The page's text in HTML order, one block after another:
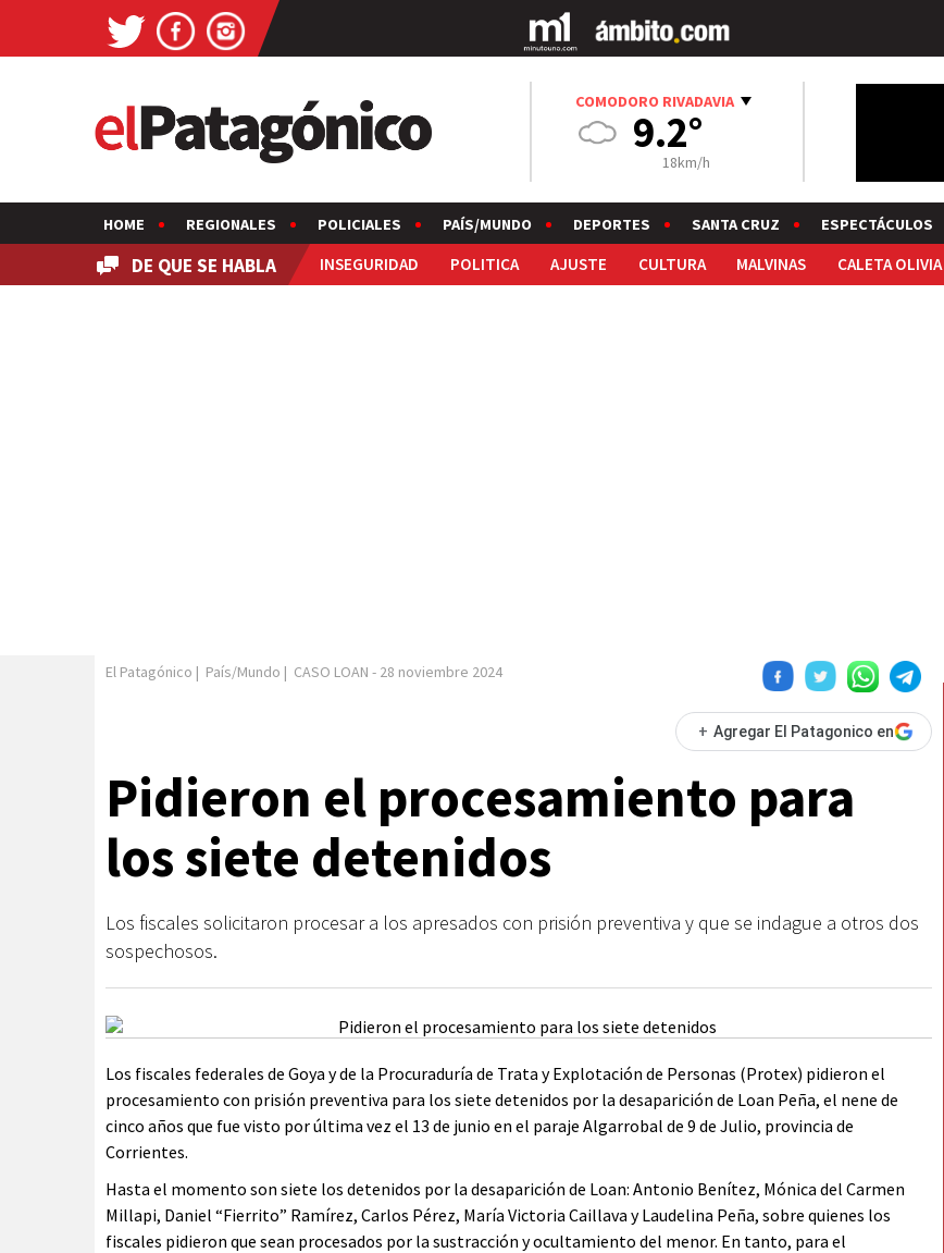
COMODORO RIVADAVIA
9.2°
18km/h
HOME REGIONALES POLICIALES PAÍS/MUNDO DEPORTES SANTA CRUZ ESPECTÁCULOS
DE QUE SE HABLA INSEGURIDAD POLITICA AJUSTE CULTURA MALVINAS CALETA OLIVIA
El Patagónico | País/Mundo | CASO LOAN - 28 noviembre 2024
+ Agregar El Patagonico en
Pidieron el procesamiento para
los siete detenidos
Los fiscales solicitaron procesar a los apresados con prisión preventiva y que se indague a otros dos
sospechosos.
Los fiscales federales de Goya y de la Procuraduría de Trata y Explotación de Personas (Protex) pidieron el
procesamiento con prisión preventiva para los siete detenidos por la desaparición de Loan Peña, el nene de
cinco años que fue visto por última vez el 13 de junio en el paraje Algarrobal de 9 de Julio, provincia de
Corrientes.
Hasta el momento son siete los detenidos por la desaparición de Loan: Antonio Benítez, Mónica del Carmen
Millapi, Daniel “Fierrito” Ramírez, Carlos Pérez, María Victoria Caillava y Laudelina Peña, sobre quienes los
fiscales pidieron que sean procesados por la sustracción y ocultamiento del menor. En tanto, para el